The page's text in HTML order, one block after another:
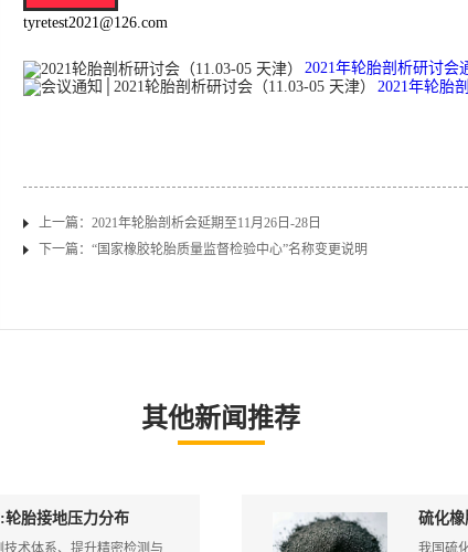
tyretest2021@126.com
2021年轮胎剖析研讨会
2021年轮胎
上一篇： 2021年轮胎剖析会延期至11月26日-28日
下一篇： “国家橡胶轮胎质量监督检验中心”名称变更说明
其他新闻推荐
轮胎接地压力分布 硫化